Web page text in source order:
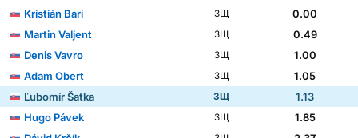
Kristián Bari
ЗЩ
0.00
Martin Valjent
ЗЩ
0.49
Denis Vavro
ЗЩ
1.00
Adam Obert
ЗЩ
1.05
Ľubomír Šatka
ЗЩ
1.13
Hugo Pávek
ЗЩ
1.85